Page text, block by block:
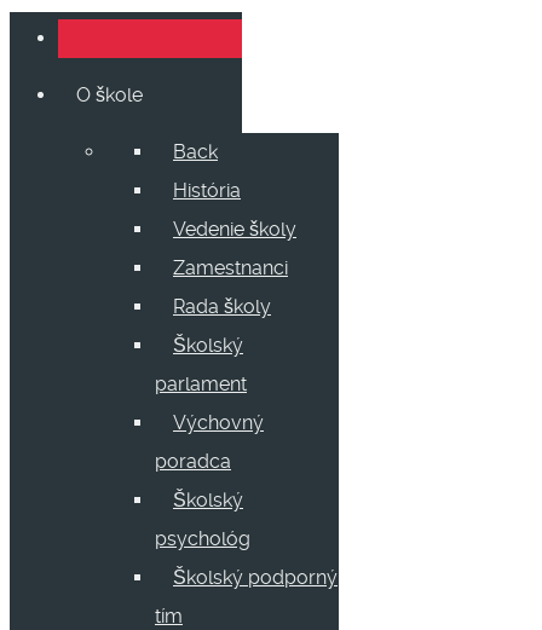
O škole
Back
História
Vedenie školy
Zamestnanci
Rada školy
Školský
parlament
Výchovný
poradca
Školský
psychológ
Školský podporný
tím